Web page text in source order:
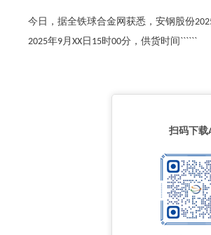
今日，据全铁球合金网获悉，安钢股份
2025年9月XX日15时00分，供货时间``````
扫码下载